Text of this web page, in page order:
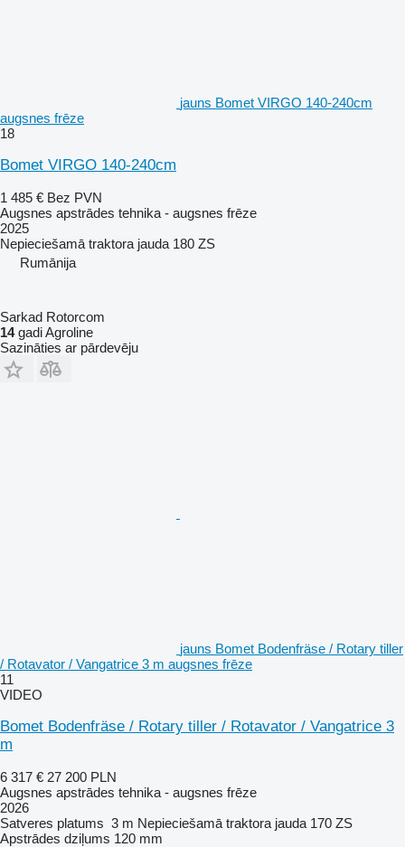
jauns Bomet VIRGO 140-240cm
augsnes frēze
18
Bomet VIRGO 140-240cm
1 485 € Bez PVN
Augsnes apstrādes tehnika - augsnes frēze
2025
Nepieciešamā traktora jauda 180 ZS
Rumānija
Sarkad Rotorcom
14gadi Agroline
Sazināties ar pārdevēju
jauns Bomet Bodenfräse / Rotary tiller
/ Rotavator / Vangatrice 3 m augsnes frēze
11
VIDEO
Bomet Bodenfräse / Rotary tiller / Rotavator / Vangatrice 3
m
6 317 € 27 200 PLN
Augsnes apstrādes tehnika - augsnes frēze
2026
Satveres platums 3 m Nepieciešamā traktora jauda 170 ZS
Apstrādes dziļums 120 mm